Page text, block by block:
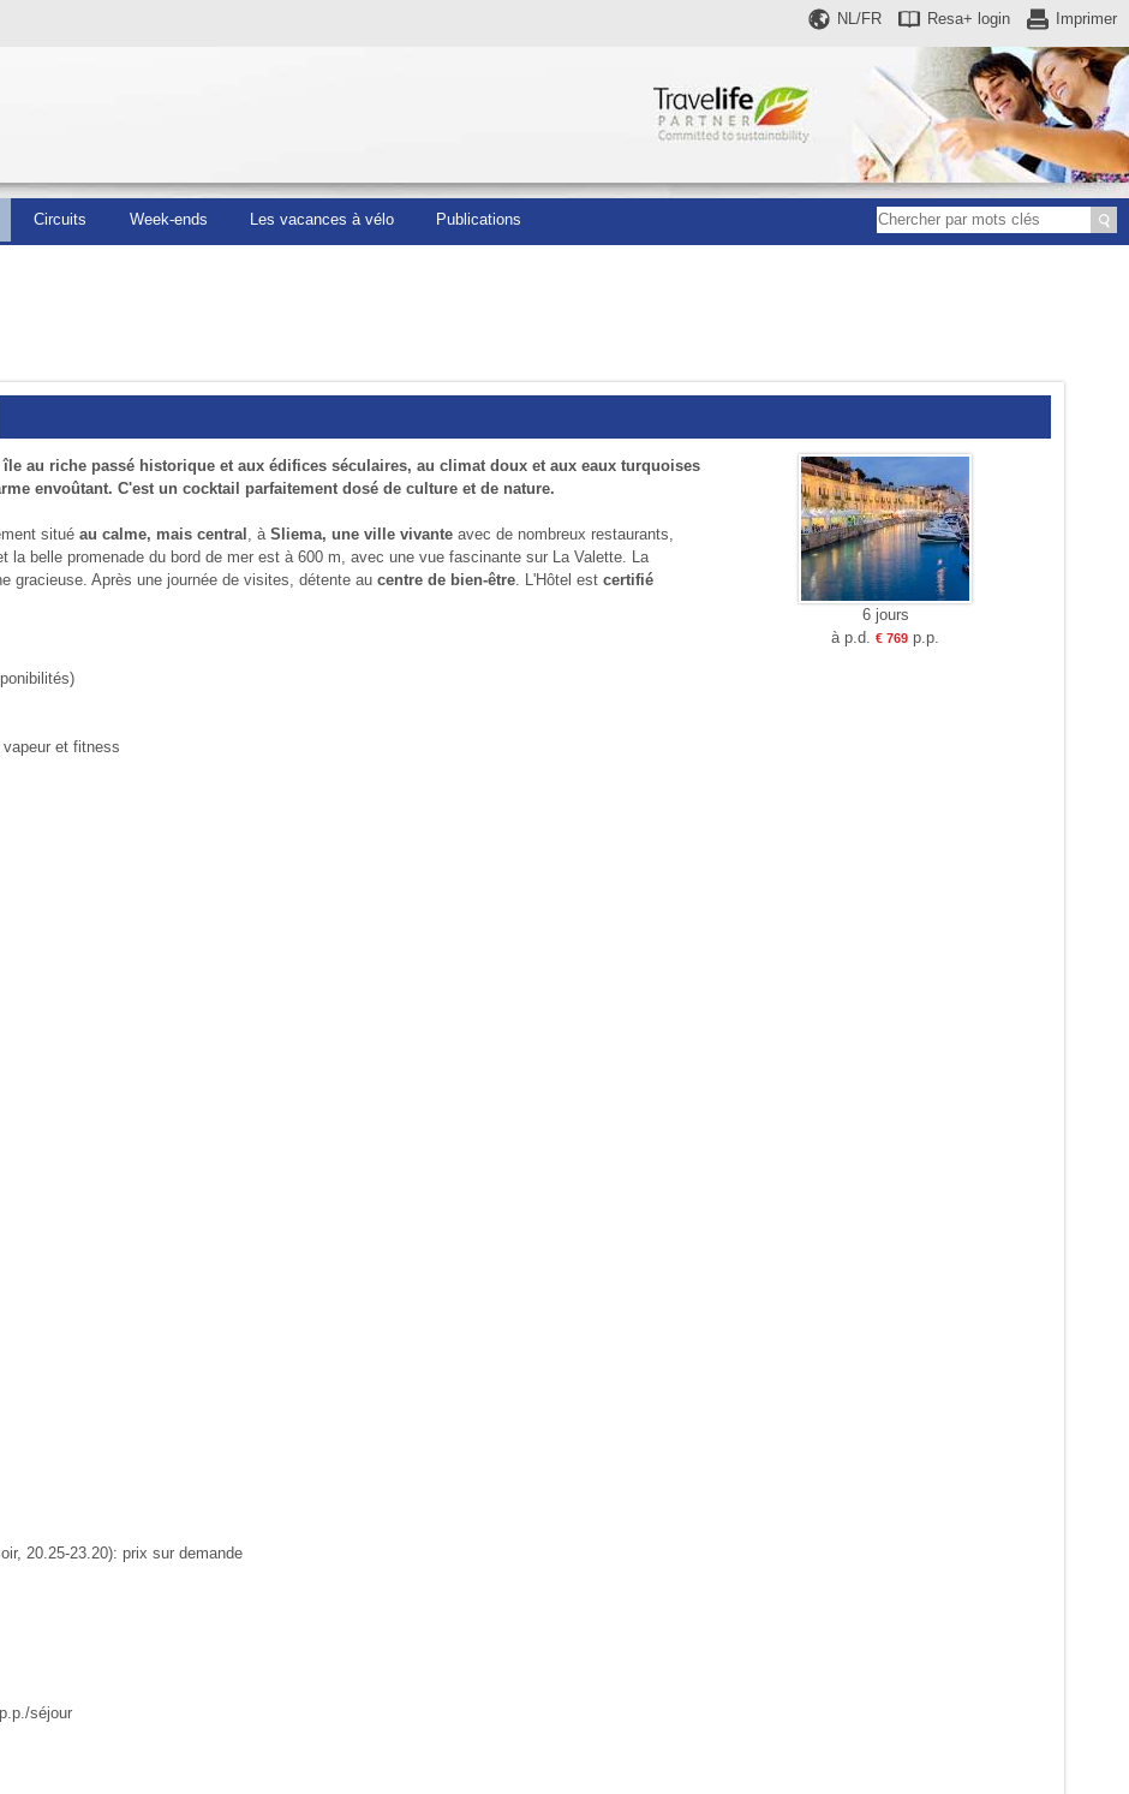
Imprimer
Resa+ login
NL/FR
Circuits Week-ends Les vacances à vélo Publications
au riche passé historique et aux édifices séculaires, au climat doux et aux eaux turquoises
envoûtant. C'est un cocktail parfaitement dosé de culture et de nature.
situéau calme, mais central , àSliema, une ville vivante avec de nombreux restaurants,
belle promenade du bord de mer est à 600 m, avec une vue fascinante sur La Valette. La
gracieuse. Après une journée de visites, détente aucentre de bien-être . L'Hôtel estcertifié
et fitness
6 jours
à p.d.€ 769 p.p.
20.25-23.20): prix sur demande
séjour